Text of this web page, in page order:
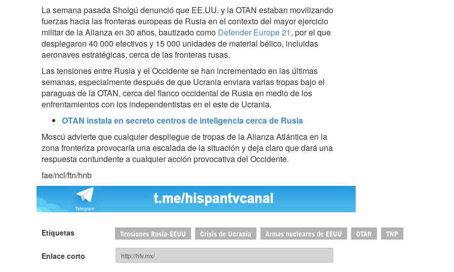
La semana pasada Shoigú denunció que EE.UU. y la OTAN estaban movilizando
fuerzas hacia las fronteras europeas de Rusia en el contexto del mayor ejercicio
militar de la Alianza en 30 años, bautizado como Defender Europe 21, por el que
desplegaron 40 000 efectivos y 15 000 unidades de material bélico, incluidas
aeronaves estratégicas, cerca de las fronteras rusas.
Las tensiones entre Rusia y el Occidente se han incrementado en las últimas
semanas, especialmente después de que Ucrania enviara varias tropas bajo el
paraguas de la OTAN, cerca del flanco occidental de Rusia en medio de los
enfrentamientos con los independentistas en el este de Ucrania.
OTAN instala en secreto centros de inteligencia cerca de Rusia
Moscú advierte que cualquier despliegue de tropas de la Alianza Atlántica en la
zona fronteriza provocaría una escalada de la situación y deja claro que dará una
respuesta contundente a cualquier acción provocativa del Occidente.
fae/ncl/ftn/hnb
Etiquetas Tensiones Rusia-EEUU Crisis de Ucrania Armas nucleares de EEUU OTAN TNP
Enlace corto